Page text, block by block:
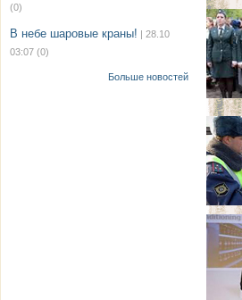
(0)
В небе шаровые краны! | 28.10
03:07 (0)
Больше новостей